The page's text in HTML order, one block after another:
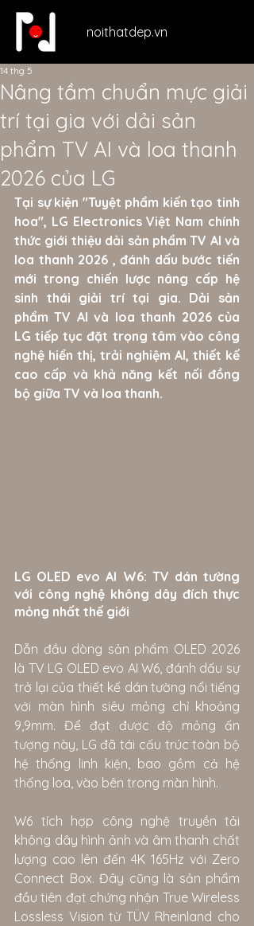
noithatdep.vn
Nâng tầm chuẩn mực giải
trí tại gia với dải sản
phẩm TV AI và loa thanh
2026 của LG
14 thg 5
Tại sự kiện "Tuyệt phẩm kiến tạo tinh
hoa", LG Electronics Việt Nam chính
thức giới thiệu dải sản phẩm TV AI và
loa thanh 2026 , đánh dấu bước tiến
mới trong chiến lược nâng cấp hệ
sinh thái giải trí tại gia. Dải sản
phẩm TV AI và loa thanh 2026 của
LG tiếp tục đặt trọng tâm vào công
nghệ hiển thị, trải nghiệm AI, thiết kế
cao cấp và khả năng kết nối đồng
bộ giữa TV và loa thanh.
LG OLED evo AI W6: TV dán tường
với công nghệ không dây đích thực
mỏng nhất thế giới
Dẫn đầu dòng sản phẩm OLED 2026
là TV LG OLED evo AI W6, đánh dấu sự
trở lại của thiết kế dán tường nổi tiếng
với màn hình siêu mỏng chỉ khoảng
9,9mm. Để đạt được độ mỏng ấn
tượng này, LG đã tái cấu trúc toàn bộ
hệ thống linh kiện, bao gồm cả hệ
thống loa, vào bên trong màn hình.
W6 tích hợp công nghệ truyền tải
không dây hình ảnh và âm thanh chất
lượng cao lên đến 4K 165Hz với Zero
Connect Box. Đây cũng là sản phẩm
đầu tiên đạt chứng nhận True Wireless
Lossless Vision từ TÜV Rheinland cho